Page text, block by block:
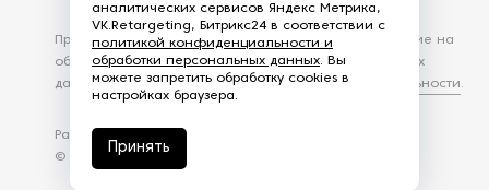
Разработка сайта —
© 2026 – Eurasia Group. Все права защищены
Продолжая использовать наш сайт, вы даете согласие на
обработку файлов Cookies и других пользовательских
данных, в соответствии сПолитикой конфиденциальности.
аналитических сервисов Яндекс Метрика,
VK.Retargeting, Битрикс24 в соответствии с
политикой конфиденциальности и
обработки персональных данных. Вы
можете запретить обработку cookies в
настройках браузера.
Принять